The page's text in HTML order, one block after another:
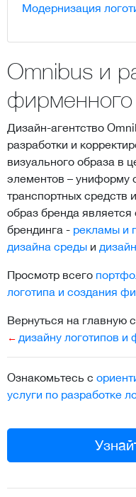
Модернизация
Omnibus и
фирменного
Дизайн-агентство
разработки и
визуального образа в
элементов – униформу
транспортных средств
образ бренда является
брендинга - рекламы и
дизайна среды и
Просмотр всего
логотипа и создания
Вернуться на главную
дизайну логотипов
Ознакомьтесь с
услуги по разработке